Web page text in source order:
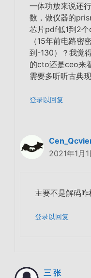
一体功放来说还
数，做仪器的
芯片pdf低1到2
（15年前电路密
到-130）？我觉
的cto还是ceo来
需要多听听古典
登录以回复
2021年1月
主要不是解码
登录以回复
三 张